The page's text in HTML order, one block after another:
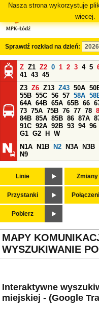
Nasza strona wykorzystuje
więcej.
Sprawdź rozkład na dzień:
Z Z1 Z2 0 1 2 3 4 5
41 43 45
Z3 Z6 Z13 Z43 50A
55B 55C 56 57 58A
64A 64B 65A 65B 66
73 75A 75B 76 77 78
84B 85A 85B 86 87A
91C 92A 92B 93 94 96
G1 G2 H
W
N1A
N1B N2 N3A N3B
N9
Linie Zmiany
Przystanki
Pobierz
MAPY
WYSZUKIWANIE
Interaktywne
miejskiej - (Google